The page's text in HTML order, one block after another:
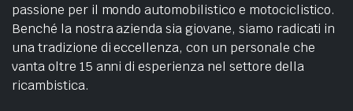
passione per il mondo automobilistico e motociclistico.
Benché la nostra azienda sia giovane, siamo radicati in
una tradizione di eccellenza, con un personale che
vanta oltre 15 anni di esperienza nel settore della
ricambistica.